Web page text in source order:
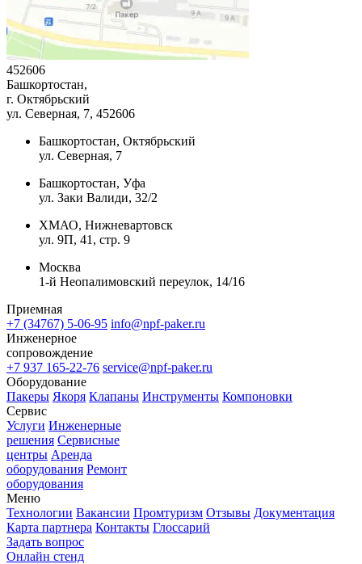
452606
Башкортостан,
г. Октябрьский
ул. Северная, 7, 452606
Башкортостан, Октябрьский
ул. Северная, 7
Башкортостан, Уфа
ул. Заки Валиди, 32/2
ХМАО, Нижневартовск
ул. 9П, 41, стр. 9
Москва
1-й Неопалимовский переулок, 14/16
Приемная
+7 (34767) 5-06-95 info@npf-paker.ru
Инженерное
сопровождение
+7 937 165-22-76 service@npf-paker.ru
Оборудование
Пакеры Якоря Клапаны Инструменты Компоновки
Сервис
Услуги Инженерные
решения Сервисные
центры Аренда
оборудования Ремонт
оборудования
Меню
Технологии Вакансии Промтуризм Отзывы Документация
Карта партнера Контакты Глоссарий
Задать вопрос
Онлайн стенд